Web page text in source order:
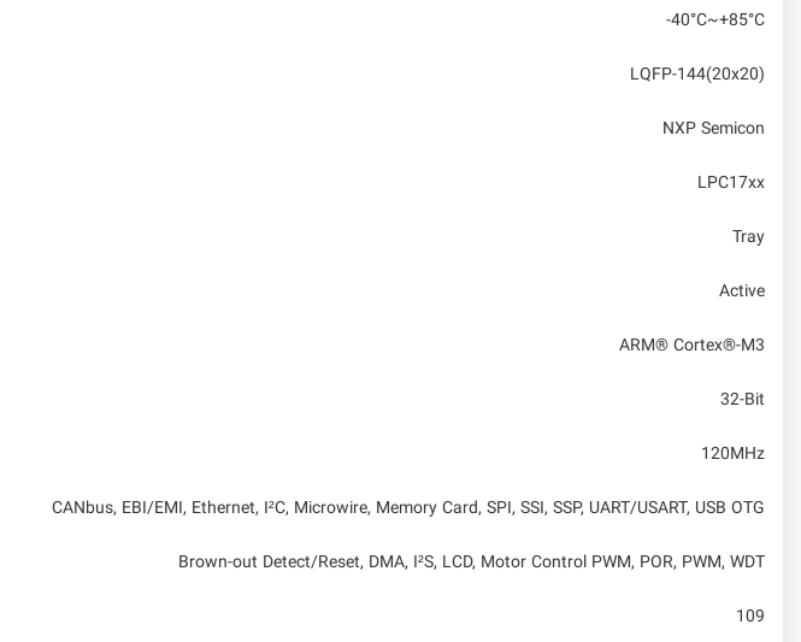
-40°C~+85°C
LQFP-144(20x20)
NXP Semicon
LPC17xx
Tray
Active
ARM® Cortex®-M3
32-Bit
120MHz
CANbus, EBI/EMI, Ethernet, I²C, Microwire, Memory Card, SPI, SSI, SSP, UART/USART, USB OTG
Brown-out Detect/Reset, DMA, I²S, LCD, Motor Control PWM, POR, PWM, WDT
109